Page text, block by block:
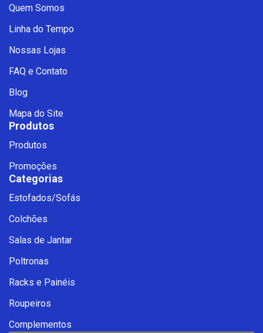
Quem Somos
Linha do Tempo
Nossas Lojas
FAQ e Contato
Blog
Mapa do Site
Produtos
Produtos
Promoções
Categorias
Estofados/Sofás
Colchões
Salas de Jantar
Poltronas
Racks e Painéis
Roupeiros
Complementos